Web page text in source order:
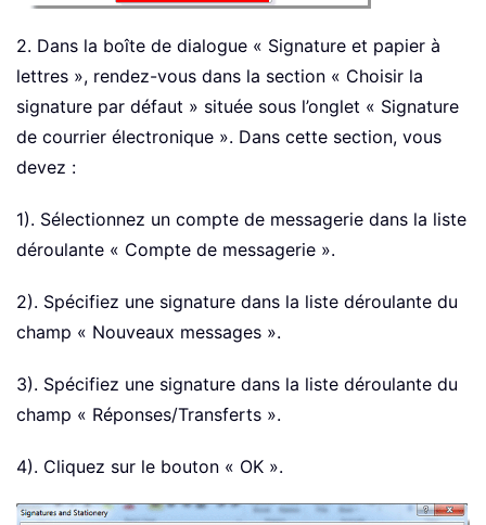
2. Dans la boîte de dialogue « Signature et papier à
lettres », rendez-vous dans la section « Choisir la
signature par défaut » située sous l’onglet « Signature
de courrier électronique ». Dans cette section, vous
devez :
1). Sélectionnez un compte de messagerie dans la liste
déroulante « Compte de messagerie ».
2). Spécifiez une signature dans la liste déroulante du
champ « Nouveaux messages ».
3). Spécifiez une signature dans la liste déroulante du
champ « Réponses/Transferts ».
4). Cliquez sur le bouton « OK ».